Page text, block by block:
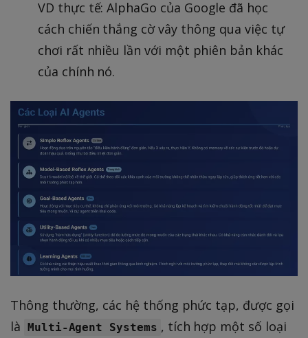
VD thực tế: AlphaGo của Google đã học
cách chiến thắng cờ vây thông qua việc tự
chơi rất nhiều lần với một phiên bản khác
của chính nó.
Thông thường, các hệ thống phức tạp, được gọi
là Multi-Agent Systems , tích hợp một số loại